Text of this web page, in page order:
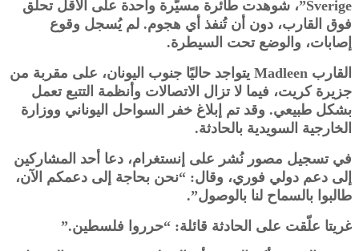
Sverige”، شوهدت طائرة مسيّرة واحدة على الأقل تحلق
فوق القارب، دون أن تُنفذ أي هجوم. لم يُسجل وقوع
إصابات، والوضع تحت السيطرة.
القارب Madleen يتواجد حاليًا جنوب اليونان، على مقربة من
جزيرة كريت، فيما لا تزال الاتصالات وأنظمة التتبع تعمل
بشكل طبيعي. وقد تم إبلاغ خفر السواحل اليوناني ووزارة
الخارجية السويدية بالحادثة.
في تسجيل مصور نُشر على إنستغرام، دعا أحد المشاركين
إلى دعم دولي فوري، وقال: “نحن بحاجة إلى دعمكم الآن،
طالبوا بالسماح لنا بالوصول”.
غريتا علّقت على الحادثة قائلة: “حرروا فلسطين.”